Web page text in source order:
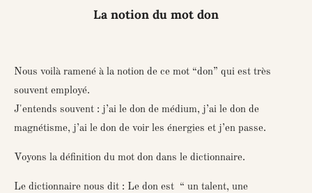
La notion du mot don
Nous voilà ramené à la notion de ce mot “don” qui est très
souvent employé.
J'entends souvent : j’ai le don de médium, j’ai le don de
magnétisme, j’ai le don de voir les énergies et j’en passe.
Voyons la définition du mot don dans le dictionnaire.
Le dictionnaire nous dit : Le don est “ un talent, une